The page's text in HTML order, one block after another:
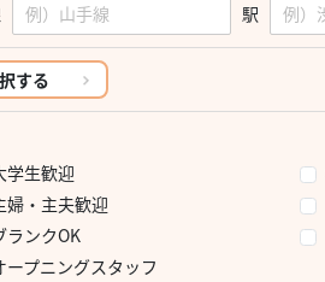
駅
する
学生歓迎
婦・主夫歓迎
ランクOK
ープニングスタッフ